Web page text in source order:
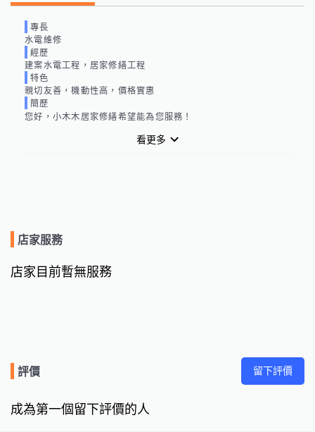
專長
水電維修
經歷
建案水電工程，居家修繕工程
特色
親切友善，機動性高，價格實惠
簡歷
您好，小木木居家修繕希望能為您服務！
看更多
店家服務
店家目前暫無服務
評價 留下評價
成為第一個留下評價的人